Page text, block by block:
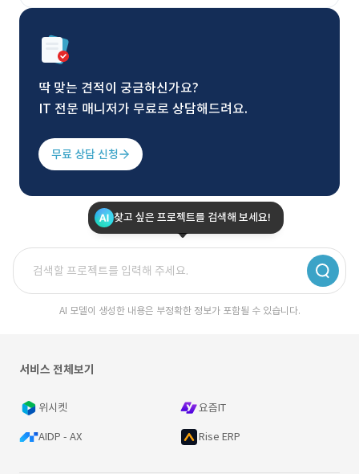
딱 맞는 견적이 궁금하신가요?
IT 전문 매니저가 무료로 상담해드려요.
무료 상담 신청
찾고 싶은 프로젝트를 검색해 보세요!
AI 모델이 생성한 내용은 부정확한 정보가 포함될 수 있습니다.
서비스 전체보기
위시켓 요즘IT
AIDP - AX Rise ERP